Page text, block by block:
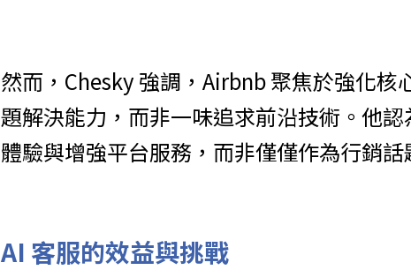
然而，Chesky 強調，Airbnb 聚焦於強化核
題解決能力，而非一味追求前沿技術。他
體驗與增強平台服務，而非僅僅作為行銷話
AI 客服的效益與挑戰